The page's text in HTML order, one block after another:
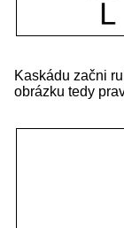
Kaskádu začni
obrázku tedy